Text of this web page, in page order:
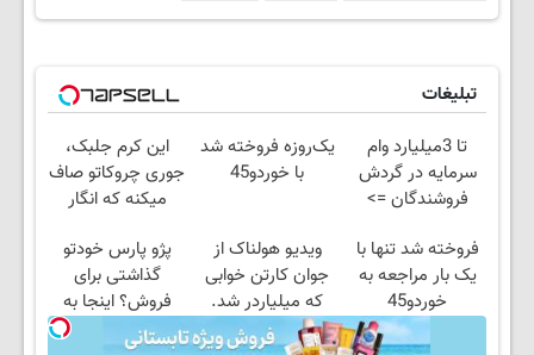
تبلیغات
تا 3میلیارد وام
سرمایه در گردش
فروشندگان =>
کن
یک‌روزه فروخته شد
با خوردو45
این کرم جلبک،
جوری چروکاتو صاف
میکنه که انگار
(تخفیف ویژه)
فروخته شد تنها با
یک بار مراجعه به
خوردو45
ویدیو هولناک از
جوان کارتن خوابی
که میلیاردر شد.
آموزش رایگان
پژو پارس خودتو
گذاشتی برای
فروش؟ اینجا به
راحتی بفروش